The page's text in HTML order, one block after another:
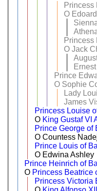
Princess
O
Princess
OJack
Prince
O Sophie
Lady
James
Princess Louise
O King Gustaf VI
Prince George of
O Countess
Prince Louis of
O Edwina Ashley
Prince Heinrich of
O Princess Beatrice
Princess Victoria